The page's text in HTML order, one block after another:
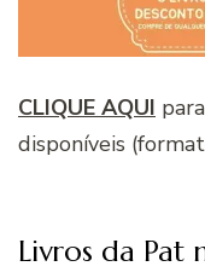
CLIQUE AQUI
disponíveis
Livros da Pat